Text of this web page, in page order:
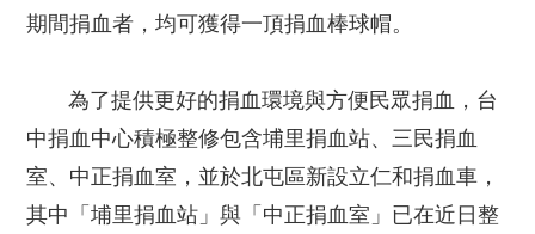
期間捐血者，均可獲得一頂捐血棒球帽。
為了提供更好的捐血環境與方便民眾捐血，台
中捐血中心積極整修包含埔里捐血站、三民捐血
室、中正捐血室，並於北屯區新設立仁和捐血車，
其中「埔里捐血站」與「中正捐血室」已在近日整